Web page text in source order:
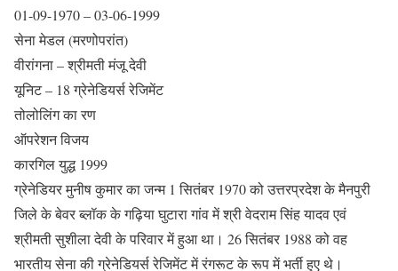
01-09-1970 – 03-06-1999
सेना मेडल (मरणोपरांत)
वीरांगना – श्रीमती मंजू देवी
यूनिट – 18 ग्रेनेडियर्स रेजिमेंट
तोलोलिंग का रण
ऑपरेशन विजय
कारगिल युद्ध 1999
ग्रेनेडियर मुनीष कुमार का जन्म 1 सितंबर 1970 को उत्तरप्रदेश के मैनपुरी
जिले के बेवर ब्लॉक के गढ़िया घुटारा गांव में श्री वेदराम सिंह यादव एवं
श्रीमती सुशीला देवी के परिवार में हुआ था। 26 सितंबर 1988 को वह
भारतीय सेना की ग्रेनेडियर्स रेजिमेंट में रंगरूट के रूप में भर्ती हुए थे।